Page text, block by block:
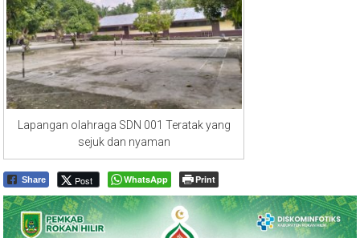
Lapangan olahraga SDN 001 Teratak yang
sejuk dan nyaman
Share Post WhatsApp Print